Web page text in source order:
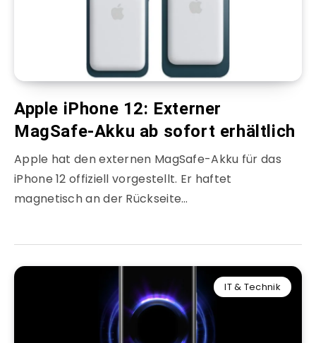
Apple iPhone 12: Externer
MagSafe-Akku ab sofort erhältlich
Apple hat den externen MagSafe-Akku für das
iPhone 12 offiziell vorgestellt. Er haftet
magnetisch an der Rückseite…
IT & Technik